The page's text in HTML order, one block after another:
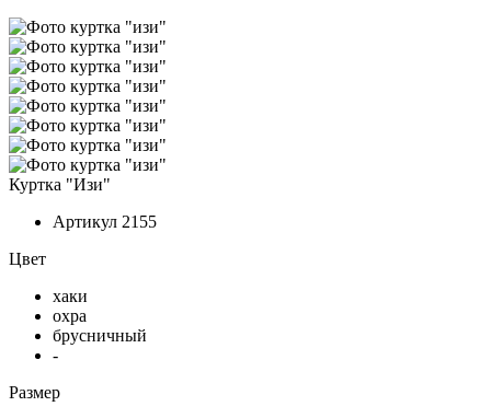
Куртка "Изи"
Артикул 2155
Цвет
хаки
охра
брусничный
-
Размер